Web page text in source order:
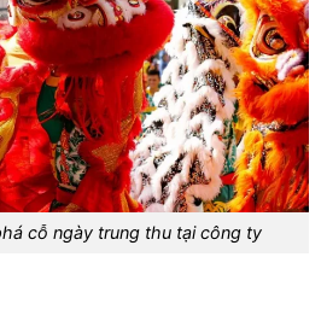
cỗ ngày trung thu tại công ty